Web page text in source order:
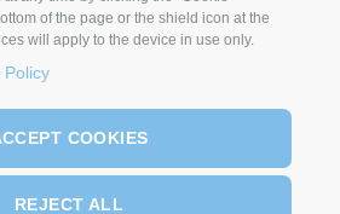
of the page or the shield icon at the
will apply to the device in use only.
Policy
COOKIES
REJECT ALL